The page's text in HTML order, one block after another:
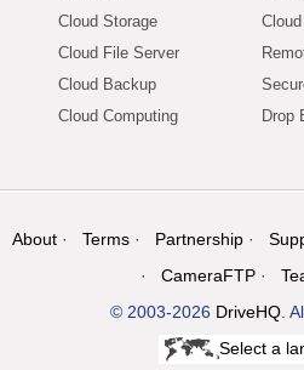
Cloud Storage
Cloud File Server
Cloud Backup
Cloud Computing
Drop
About Terms Partnership
CameraFTP
© 2003-2026 DriveHQ .
Select a